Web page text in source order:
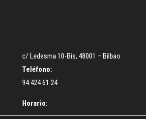
c/ Ledesma 10-Bis, 48001 – Bilbao
Teléfono:
94 424 61 24
Horario: